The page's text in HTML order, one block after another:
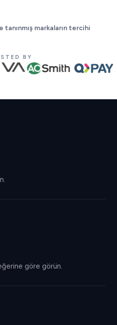
tanınmış markaların tercihi
BY
göre görün.